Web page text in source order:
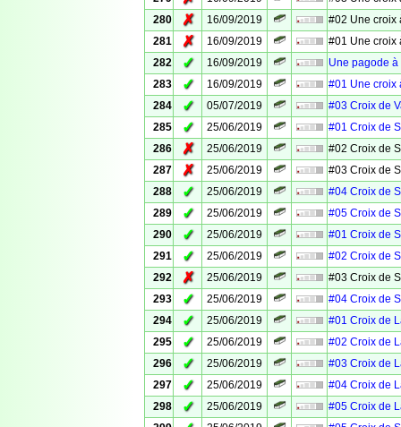
280
✗ 16/09/2019
#02 Une croix
281
✗ 16/09/2019
#01 Une croix
282
✓ 16/09/2019
Une pagode
283
✓ 16/09/2019
#01 Une croix
284
✓ 05/07/2019
#03 Croix de
285
✓ 25/06/2019
#01 Croix de
286
✗ 25/06/2019
#02 Croix de
287
✗ 25/06/2019
#03 Croix de
288
✓ 25/06/2019
#04 Croix de
289
✓ 25/06/2019
#05 Croix de
290
✓ 25/06/2019
#01 Croix de
291
✓ 25/06/2019
#02 Croix de
292
✗ 25/06/2019
#03 Croix de
293
✓ 25/06/2019
#04 Croix de
294
✓ 25/06/2019
#01 Croix de
295
✓ 25/06/2019
#02 Croix de
296
✓ 25/06/2019
#03 Croix de
297
✓ 25/06/2019
#04 Croix de
298
✓ 25/06/2019
#05 Croix de